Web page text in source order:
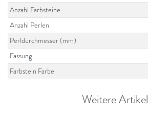
Anzahl Farbsteine
Anzahl Perlen
Perldurchmesser (mm)
Fassung
Farbstein Farbe
Weitere Artikel